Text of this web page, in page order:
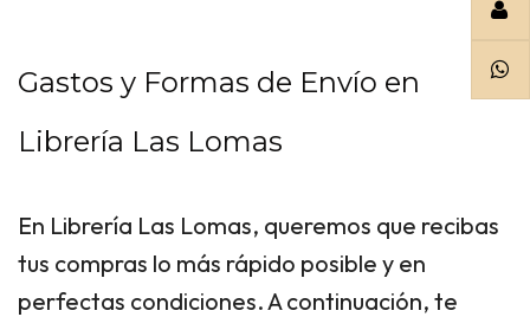
Gastos y Formas de Envío en
Librería Las Lomas
En Librería Las Lomas, queremos que recibas
tus compras lo más rápido posible y en
perfectas condiciones. A continuación, te